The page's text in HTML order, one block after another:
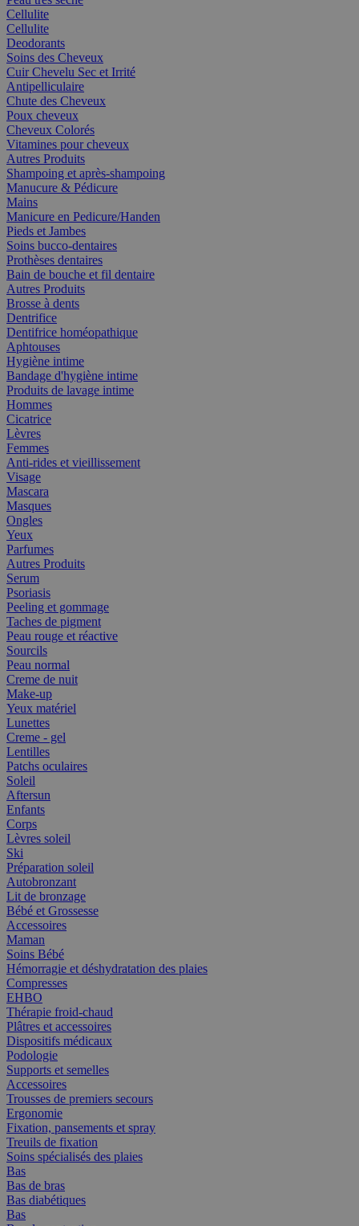
Cellulite
Cellulite
Deodorants
Soins des Cheveux
Cuir Chevelu Sec et Irrité
Antipelliculaire
Chute des Cheveux
Poux cheveux
Cheveux Colorés
Vitamines pour cheveux
Autres Produits
Shampoing et après-shampoing
Manucure & Pédicure
Mains
Manicure en Pedicure/Handen
Pieds et Jambes
Soins bucco-dentaires
Prothèses dentaires
Bain de bouche et fil dentaire
Autres Produits
Brosse à dents
Dentrifice
Dentifrice homéopathique
Aphtouses
Hygiène intime
Bandage d'hygiène intime
Produits de lavage intime
Hommes
Cicatrice
Lèvres
Femmes
Anti-rides et vieillissement
Visage
Mascara
Masques
Ongles
Yeux
Parfumes
Autres Produits
Serum
Psoriasis
Peeling et gommage
Taches de pigment
Peau rouge et réactive
Sourcils
Peau normal
Creme de nuit
Make-up
Yeux matériel
Lunettes
Creme - gel
Lentilles
Patchs oculaires
Soleil
Aftersun
Enfants
Corps
Lèvres soleil
Ski
Préparation soleil
Autobronzant
Lit de bronzage
Bébé et Grossesse
Accessoires
Maman
Soins Bébé
Hémorragie et déshydratation des plaies
Compresses
EHBO
Thérapie froid-chaud
Plâtres et accessoires
Dispositifs médicaux
Podologie
Supports et semelles
Accessoires
Trousses de premiers secours
Ergonomie
Fixation, pansements et spray
Treuils de fixation
Soins spécialisés des plaies
Bas
Bas de bras
Bas diabétiques
Bas